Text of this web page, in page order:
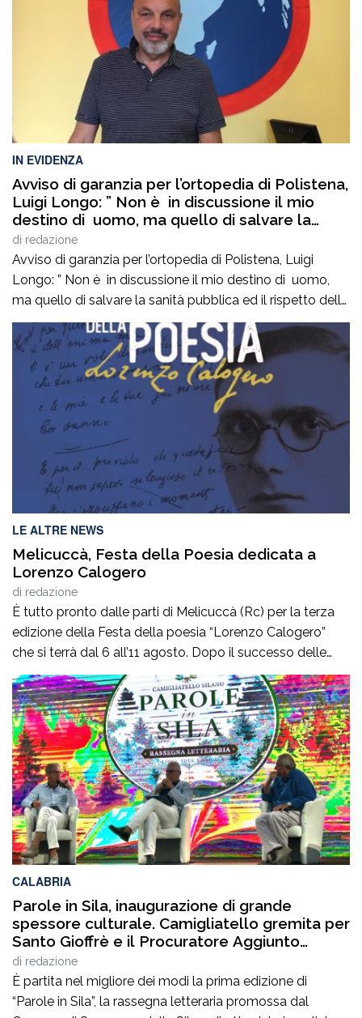
IN EVIDENZA
Avviso di garanzia per l’ortopedia di Polistena,
Luigi Longo: ” Non è in discussione il mio
destino di uomo, ma quello di salvare la
sanità pubblica ed il rispetto delle regole
democratiche. Non mancate oggi ore 19,00
via Francesco Ieraci c’è in gioco il diritto di
ognuno di noi ad essere curati gratuitamente
senza pagare nelle cliniche private”
di redazione
Avviso di garanzia per l’ortopedia di Polistena, Luigi
Longo: ” Non è in discussione il mio destino di uomo,
ma quello di salvare la sanità pubblica ed il rispetto delle
regole democratiche. Non mancate oggi ore 19,00 via
Francesco Ieraci c’è in gioco il diritto di ognuno di noi ad
essere curati gratuitamente senza pagare […]
LE ALTRE NEWS
Melicuccà, Festa della Poesia dedicata a
Lorenzo Calogero
di redazione
È tutto pronto dalle parti di Melicuccà (Rc) per la terza
edizione della Festa della poesia “Lorenzo Calogero”
che si terrà dal 6 all’11 agosto. Dopo il successo delle
prime due edizioni, nel 2024 e nel 2025, che hanno
portato nell’entroterra calabrese autorevoli protagonisti
della cultura italiana e internazionale, anche per
quest’annoLYRIKS – Laboratorio Interdisciplinare […]
CALABRIA
Parole in Sila, inaugurazione di grande
spessore culturale. Camigliatello gremita per
Santo Gioffrè e il Procuratore Aggiunto
Stefano Musolino
di redazione
È partita nel migliore dei modi la prima edizione di
“Parole in Sila”, la rassegna letteraria promossa dal